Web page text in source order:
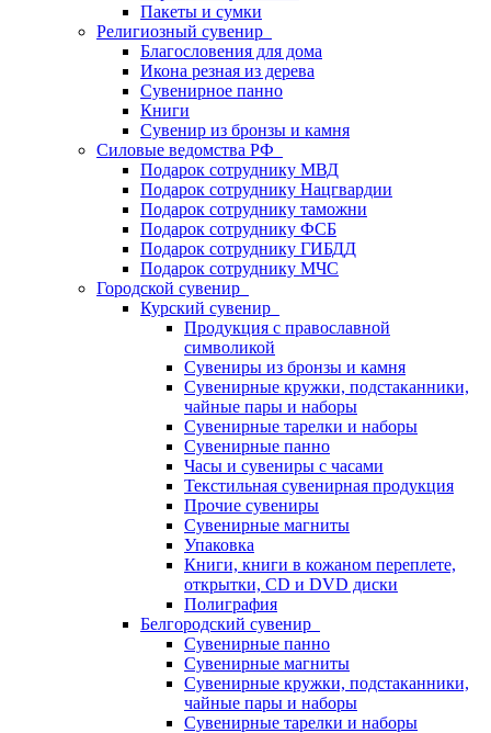
Пакеты и сумки
Религиозный сувенир
Благословения для дома
Икона резная из дерева
Сувенирное панно
Книги
Сувенир из бронзы и камня
Силовые ведомства РФ
Подарок сотруднику МВД
Подарок сотруднику Нацгвардии
Подарок сотруднику таможни
Подарок сотруднику ФСБ
Подарок сотруднику ГИБДД
Подарок сотруднику МЧС
Городской сувенир
Курский сувенир
Продукция с православной
символикой
Сувениры из бронзы и камня
Сувенирные кружки, подстаканники,
чайные пары и наборы
Сувенирные тарелки и наборы
Сувенирные панно
Часы и сувениры с часами
Текстильная сувенирная продукция
Прочие сувениры
Сувенирные магниты
Упаковка
Книги, книги в кожаном переплете,
открытки, CD и DVD диски
Полиграфия
Белгородский сувенир
Сувенирные панно
Сувенирные магниты
Сувенирные кружки, подстаканники,
чайные пары и наборы
Сувенирные тарелки и наборы